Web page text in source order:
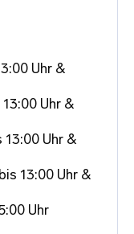
Uhr &
Uhr &
Uhr &
13:00 Uhr &
Uhr